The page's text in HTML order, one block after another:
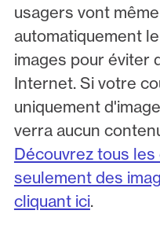
usagers vont
automatiquement
images pour éviter
Internet. Si votre
uniquement
verra aucun
Découvrez tous
seulement des
cliquant ici.